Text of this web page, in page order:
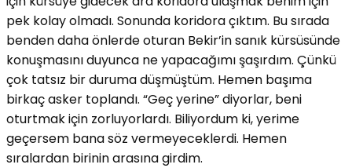
pek kolay olmadı. Sonunda koridora çıktım. Bu sırada
benden daha önlerde oturan Bekir’in sanık kürsüsünde
konuşmasını duyunca ne yapacağımı şaşırdım. Çünkü
çok tatsız bir duruma düşmüştüm. Hemen başıma
birkaç asker toplandı. “Geç yerine” diyorlar, beni
oturtmak için zorluyorlardı. Biliyordum ki, yerime
geçersem bana söz vermeyeceklerdi. Hemen
sıralardan birinin arasına girdim.